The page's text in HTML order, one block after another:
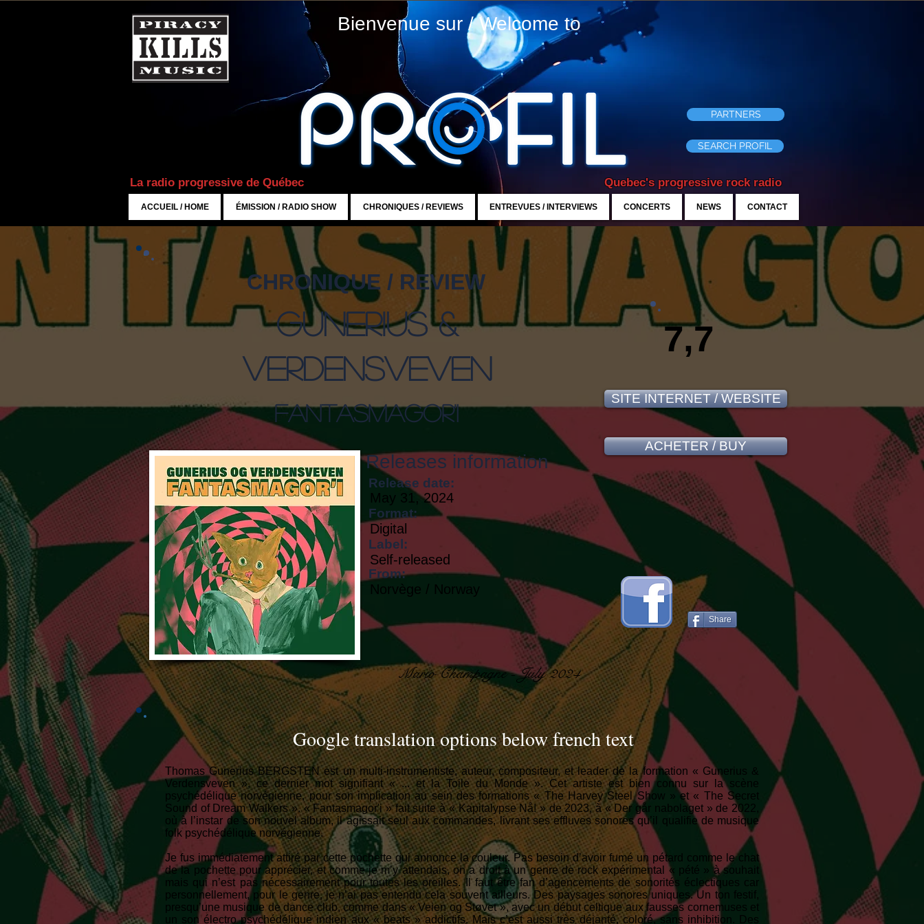
Bienvenue sur / Welcome to
Quebec's progressive rock radio
La radio progressive de Québec
SEARCH PROFIL
PARTNERS
ACCUEIL / HOME ÉMISSION / RADIO SHOW CHRONIQUES / REVIEWS ENTREVUES / INTERVIEWS CONCERTS NEWS CONTACT
CHRONIQUE / REVIEW
Gunerius &
Verdensveven
Fantasmagor'i
Releases information
Release date:
May 31, 2024
Format:
Digital
Label:
From:
Self-released
Norvège / Norway
Mario Champagne - July 2024
7,7
SITE INTERNET / WEBSITE
ACHETER / BUY
Share
Google translation options below french text
Thomas Gunerius BERGSTEN est un multi-instrumentiste, auteur, compositeur, et leader de la formation « Gunerius &
Verdensveven », ce dernier mot signifiant « ... et la Toile du Monde ». Cet artiste est bien connu sur la scène
psychédélique norvégienne, pour son implication au sein des formations « The Harvey Steel Show » et « The Secret
Sound of Dream Walkers ». « Fantasmagor'i » fait suite à « Kapitalypse Nå! » de 2023, à « Der går nabolaget » de 2022,
où à l’instar de son nouvel album, il agissait seul aux commandes, livrant ses effluves sonores qu’il qualifie de musique
folk psychédélique norvégienne.
Je fus immédiatement attiré par cette pochette qui annonce la couleur. Pas besoin d’avoir fumé un pétard comme le chat
de la pochette pour apprécier, et comme je m’y attendais, on a droit à un genre de rock expérimental « pété » à souhait
mais qui n’est pas nécessairement pour toutes les oreilles. Il faut être fan d’agencements de sonorités éclectiques car
personnellement, pour le genre, je n’ai pas entendu cela souvent ailleurs. Des paysages sonores uniques. Un ton festif,
presqu’une musique de dance club, comme dans « Veien og Støvet », avec un début celtique aux fausses cornemuses et
un son électro psychédélique indien aux « beats » addictifs. Mais c’est aussi très déjanté, coloré, sans inhibition. Des